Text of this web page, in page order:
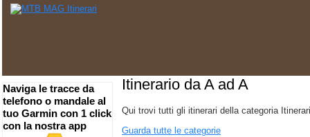
Itinerario da A ad A
Qui trovi tutti gli itinerari della categoria
Guarda tutte le categorie
Naviga le tracce da
telefono o mandale al
tuo Garmin con 1 click
con la nostra app